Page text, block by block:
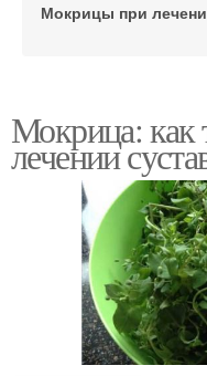
Мокрицы при
Мокрица: как
лечении